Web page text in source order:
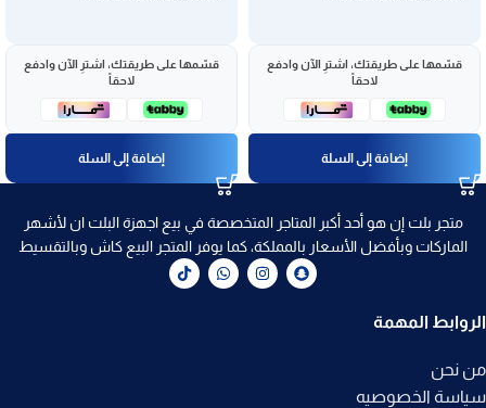
قسّمها على طريقتك، اشترِ الآن وادفع
لاحقاً
إضافة إلى السلة
قسّمها على طريقتك، اشترِ الآن وادفع
لاحقاً
إضافة إلى السلة
متجر بلت إن هو أحد أكبر المتاجر المتخصصة في بيع اجهزة البلت ان لأشهر
الماركات وبأفضل الأسعار بالمملكة، كما يوفر المتجر البيع كاش وبالتقسيط
الروابط المهمة
من نحن
سياسة الخصوصيه